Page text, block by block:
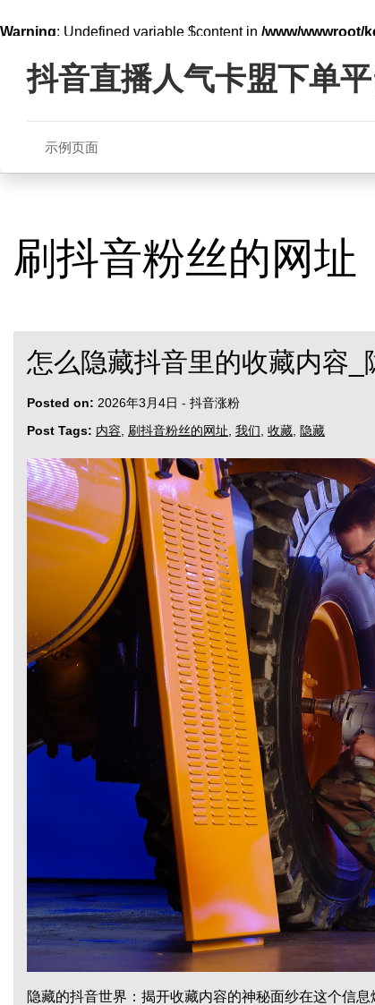
Warning: Undefined variable $content in /www/wwwroot/
content抖音直播人气卡盟下单
示例页面
刷抖音粉丝的网址
怎么隐藏抖音里的收藏内容_
Posted on: 2026年3月4日 - 抖音涨粉
Post Tags: 内容 刷抖音粉丝的网址 我们 收藏 隐藏
隐藏的抖音世界：揭开收藏内容的神秘面纱在这个信